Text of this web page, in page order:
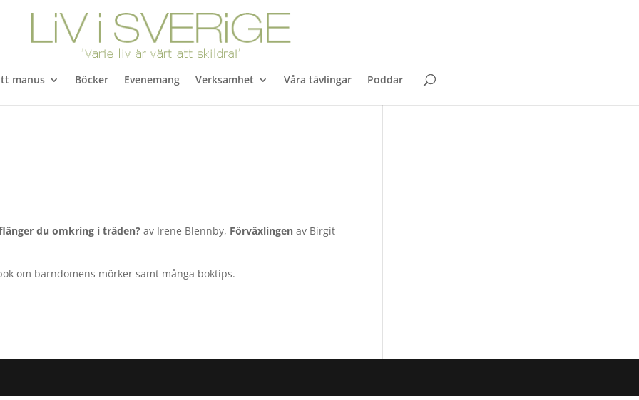
manus Böcker Evenemang Verksamhet Våra tävlingar Poddar
du omkring i träden? av Irene Blennby, Förväxlingen av Birgit
om barndomens mörker samt många boktips.